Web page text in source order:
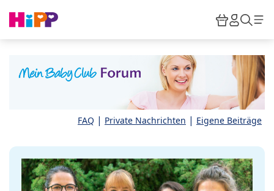
HiPP
FAQ | Private Nachrichten | Eigene Beiträge